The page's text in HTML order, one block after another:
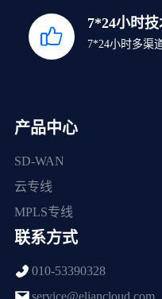
7*24小时
7*24小时多渠
产品中心
SD-WAN
云专线
MPLS专线
联系方式
010-53390328
service@eliancloud.com